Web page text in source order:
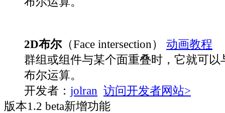
2D布尔（Face intersection）
动画教程
群组或组件与某个面重叠时，它就可以
布尔运算。
开发者： jolran 访问开发者网站>
版本1.2 beta新增功能